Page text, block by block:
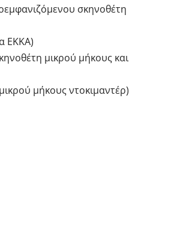
σκηνοθέτη
ΕΚΚΑ)
μικρού μήκους και
μήκους ντοκιμαντέρ)